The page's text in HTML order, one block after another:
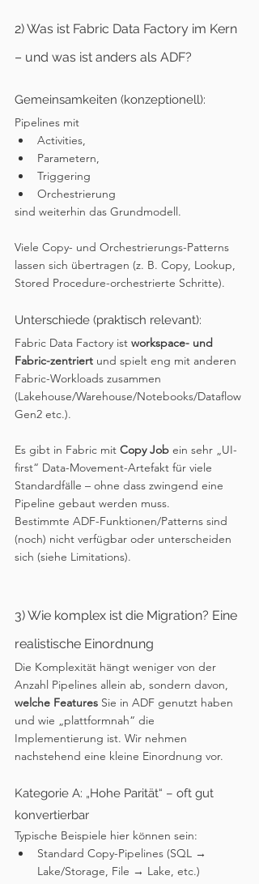
2) Was ist Fabric Data Factory im Kern
– und was ist anders als ADF?
Gemeinsamkeiten (konzeptionell):
Pipelines mit
Activities,
Parametern,
Triggering
Orchestrierung
sind weiterhin das Grundmodell.
Viele Copy- und Orchestrierungs-Patterns
lassen sich übertragen (z. B. Copy, Lookup,
Stored Procedure-orchestrierte Schritte).
Unterschiede (praktisch relevant):
Fabric Data Factory ist workspace- und
Fabric-zentriert und spielt eng mit anderen
Fabric-Workloads zusammen
(Lakehouse/Warehouse/Notebooks/Dataflow
Gen2 etc.).
Es gibt in Fabric mit Copy Job ein sehr „UI-
first“ Data-Movement-Artefakt für viele
Standardfälle – ohne dass zwingend eine
Pipeline gebaut werden muss.
Bestimmte ADF-Funktionen/Patterns sind
(noch) nicht verfügbar oder unterscheiden
sich (siehe Limitations).
3) Wie komplex ist die Migration? Eine
realistische Einordnung
Die Komplexität hängt weniger von der
Anzahl Pipelines allein ab, sondern davon,
welche Features Sie in ADF genutzt haben
und wie „plattformnah“ die
Implementierung ist. Wir nehmen
nachstehend eine kleine Einordnung vor.
Kategorie A: „Hohe Parität“ – oft gut
konvertierbar
Typische Beispiele hier können sein:
Standard Copy-Pipelines (SQL →
Lake/Storage, File → Lake, etc.)